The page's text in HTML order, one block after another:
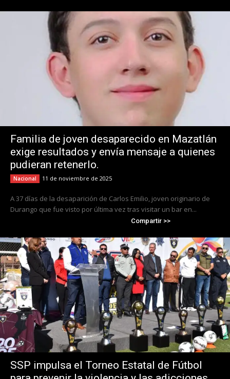
Familia de joven desaparecido en Mazatlán
exige resultados y envía mensaje a quienes
pudieran retenerlo.
Nacional 11 de noviembre de 2025
A 37 días de la desaparición de Carlos Emilio, joven originario de
Durango que fue visto por última vez tras visitar un bar en...
Compartir >>
SSP impulsa el Torneo Estatal de Fútbol